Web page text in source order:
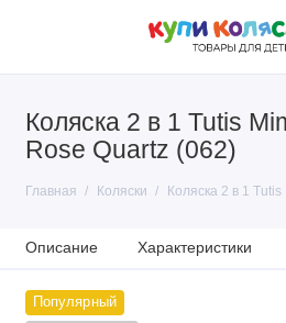
Коляска 2 в 1 Tutis
Rose Quartz (062)
Главная Коляски Коляска 2 в 1
Описание Характеристики
Популярный